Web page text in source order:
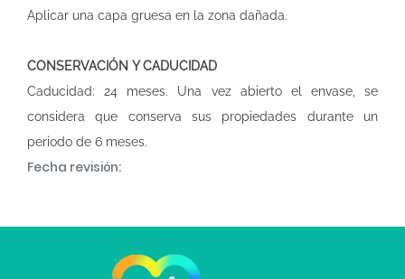
Aplicar una capa gruesa en la zona dañada.
CONSERVACIÓN Y CADUCIDAD
Caducidad: 24 meses. Una vez abierto el envase, se
considera que conserva sus propiedades durante un
periodo de 6 meses.
Fecha revisión: